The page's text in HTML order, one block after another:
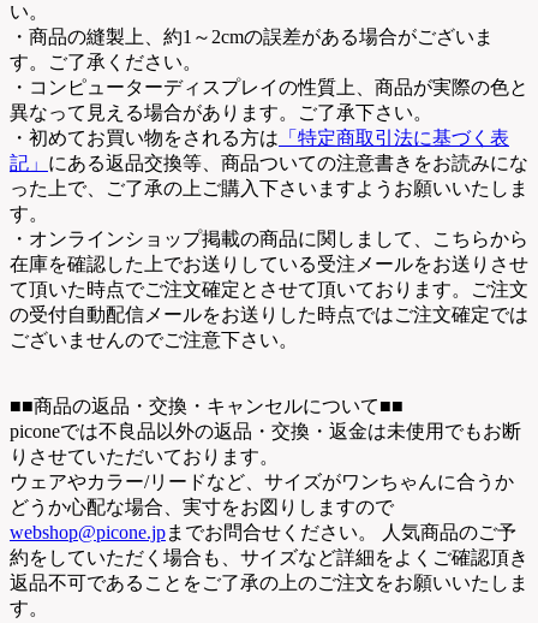
い。
・商品の縫製上、約1～2cmの誤差がある場合がございま
す。ご了承ください。
・コンピューターディスプレイの性質上、商品が実際の色と
異なって見える場合があります。ご了承下さい。
・初めてお買い物をされる方は 「特定商取引法に基づく表
記」 にある返品交換等、商品ついての注意書きをお読みにな
った上で、ご了承の上ご購入下さいますようお願いいたしま
す。
・オンラインショップ掲載の商品に関しまして、こちらから
在庫を確認した上でお送りしている受注メールをお送りさせ
て頂いた時点でご注文確定とさせて頂いております。ご注文
の受付自動配信メールをお送りした時点ではご注文確定では
ございませんのでご注意下さい。
■■商品の返品・交換・キャンセルについて■■
piconeでは不良品以外の返品・交換・返金は未使用でもお断
りさせていただいております。
ウェアやカラー/リードなど、サイズがワンちゃんに合うか
どうか心配な場合、実寸をお図りしますので
webshop@picone.jpまでお問合せください。 人気商品のご予
約をしていただく場合も、サイズなど詳細をよくご確認頂き
返品不可であることをご了承の上のご注文をお願いいたしま
す。